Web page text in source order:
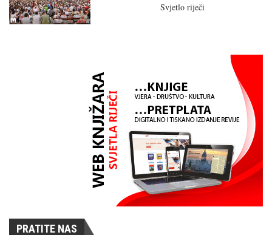
Svjetlo riječi
PRATITE NAS